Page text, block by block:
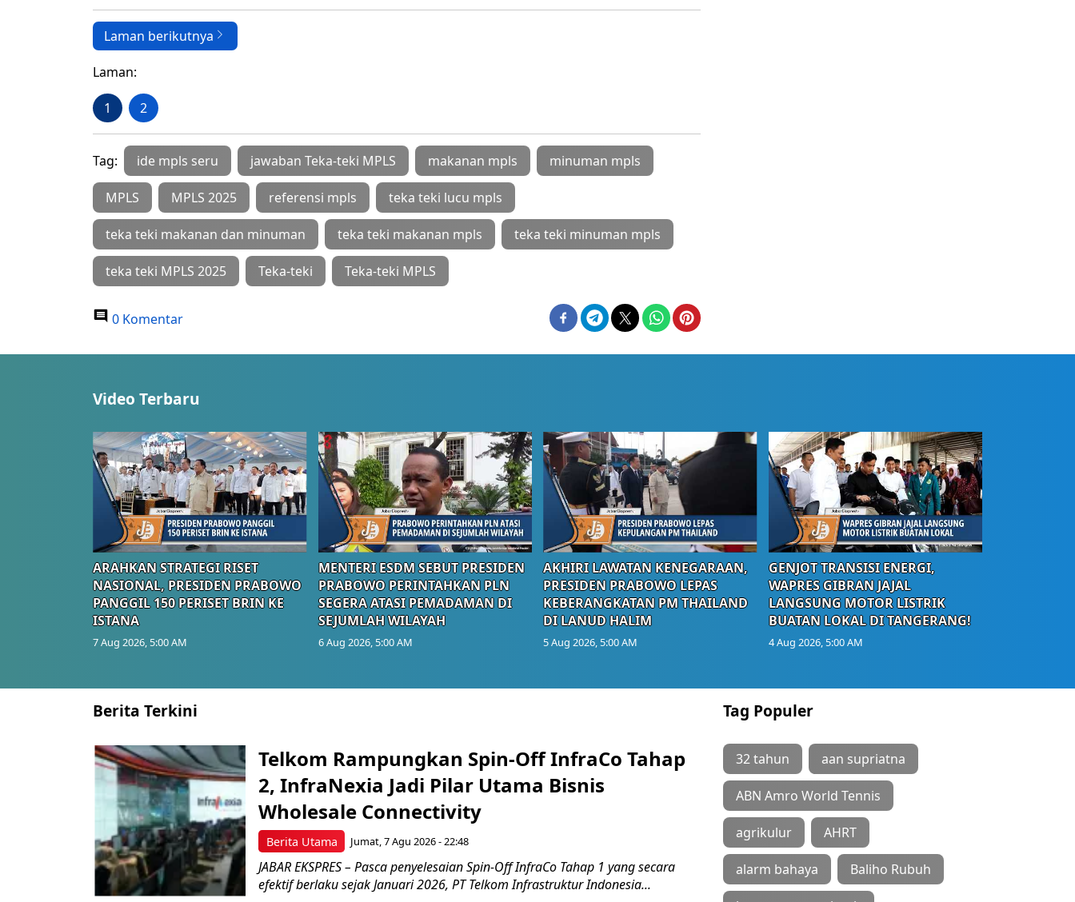
Laman berikutnya
Laman:
1 2
Tag: ide mpls seru jawaban Teka-teki MPLS makanan mpls minuman mpls
MPLS MPLS 2025 referensi mpls teka teki lucu mpls
teka teki makanan dan minuman teka teki makanan mpls teka teki minuman mpls
teka teki MPLS 2025 Teka-teki Teka-teki MPLS
0 Komentar
Video Terbaru
ARAHKAN STRATEGI RISET
NASIONAL, PRESIDEN PRABOWO
PANGGIL 150 PERISET BRIN KE
ISTANA
7 Aug 2026, 5:00 AM
MENTERI ESDM SEBUT PRESIDEN
PRABOWO PERINTAHKAN PLN
SEGERA ATASI PEMADAMAN DI
SEJUMLAH WILAYAH
6 Aug 2026, 5:00 AM
AKHIRI LAWATAN KENEGARAAN,
PRESIDEN PRABOWO LEPAS
KEBERANGKATAN PM THAILAND
DI LANUD HALIM
5 Aug 2026, 5:00 AM
GENJOT TRANSISI ENERGI,
WAPRES GIBRAN JAJAL
LANGSUNG MOTOR LISTRIK
BUATAN LOKAL DI TANGERANG!
4 Aug 2026, 5:00 AM
Berita Terkini
Berita Utama
Telkom Rampungkan Spin-Off InfraCo Tahap
2, InfraNexia Jadi Pilar Utama Bisnis
Wholesale Connectivity
Jumat, 7 Agu 2026 - 22:48
JABAR EKSPRES – Pasca penyelesaian Spin-Off InfraCo Tahap 1 yang secara
efektif berlaku sejak Januari 2026, PT Telkom Infrastruktur Indonesia...
Tag Populer
32 tahun aan supriatna
ABN Amro World Tennis
agrikulur AHRT
alarm bahaya Baliho Rubuh